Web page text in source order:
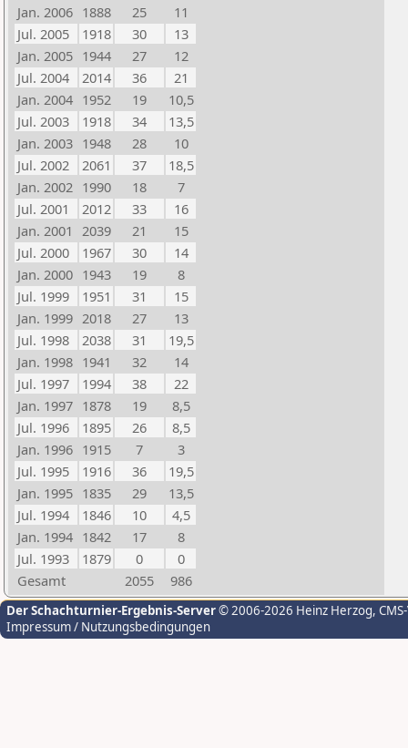
Jan. 2006 1888 25
11
Jul. 2005
1918 30
13
Jan. 2005 1944 27
12
Jul. 2004
2014 36
21
Jan. 2004 1952 19
10,5
Jul. 2003
1918 34
13,5
Jan. 2003 1948 28
10
Jul. 2002
2061 37
18,5
Jan. 2002 1990 18
7
Jul. 2001
2012 33
16
Jan. 2001 2039 21
15
Jul. 2000
1967 30
14
Jan. 2000 1943 19
8
Jul. 1999
1951 31
15
Jan. 1999 2018 27
13
Jul. 1998
2038 31
19,5
Jan. 1998 1941 32
14
Jul. 1997
1994 38
22
Jan. 1997 1878 19
8,5
Jul. 1996
1895 26
8,5
Jan. 1996 1915 7
3
Jul. 1995
1916 36
19,5
Jan. 1995 1835 29
13,5
Jul. 1994
1846 10
4,5
Jan. 1994 1842 17
8
Jul. 1993
1879 0
0
Gesamt
2055 986
Der Schachturnier-Ergebnis-Server© 2006-2026 Heinz Herzog,
Impressum / Nutzungsbedingungen